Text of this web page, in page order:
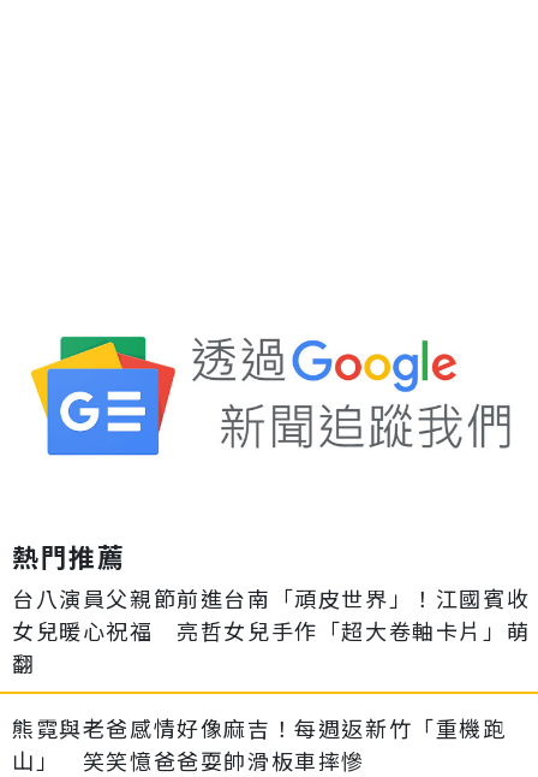
熱門推薦
台八演員父親節前進台南「頑皮世界」！江國賓收
女兒暖心祝福 亮哲女兒手作「超大卷軸卡片」萌
翻
熊霓與老爸感情好像麻吉！每週返新竹「重機跑
山」 笑笑憶爸爸耍帥滑板車摔慘